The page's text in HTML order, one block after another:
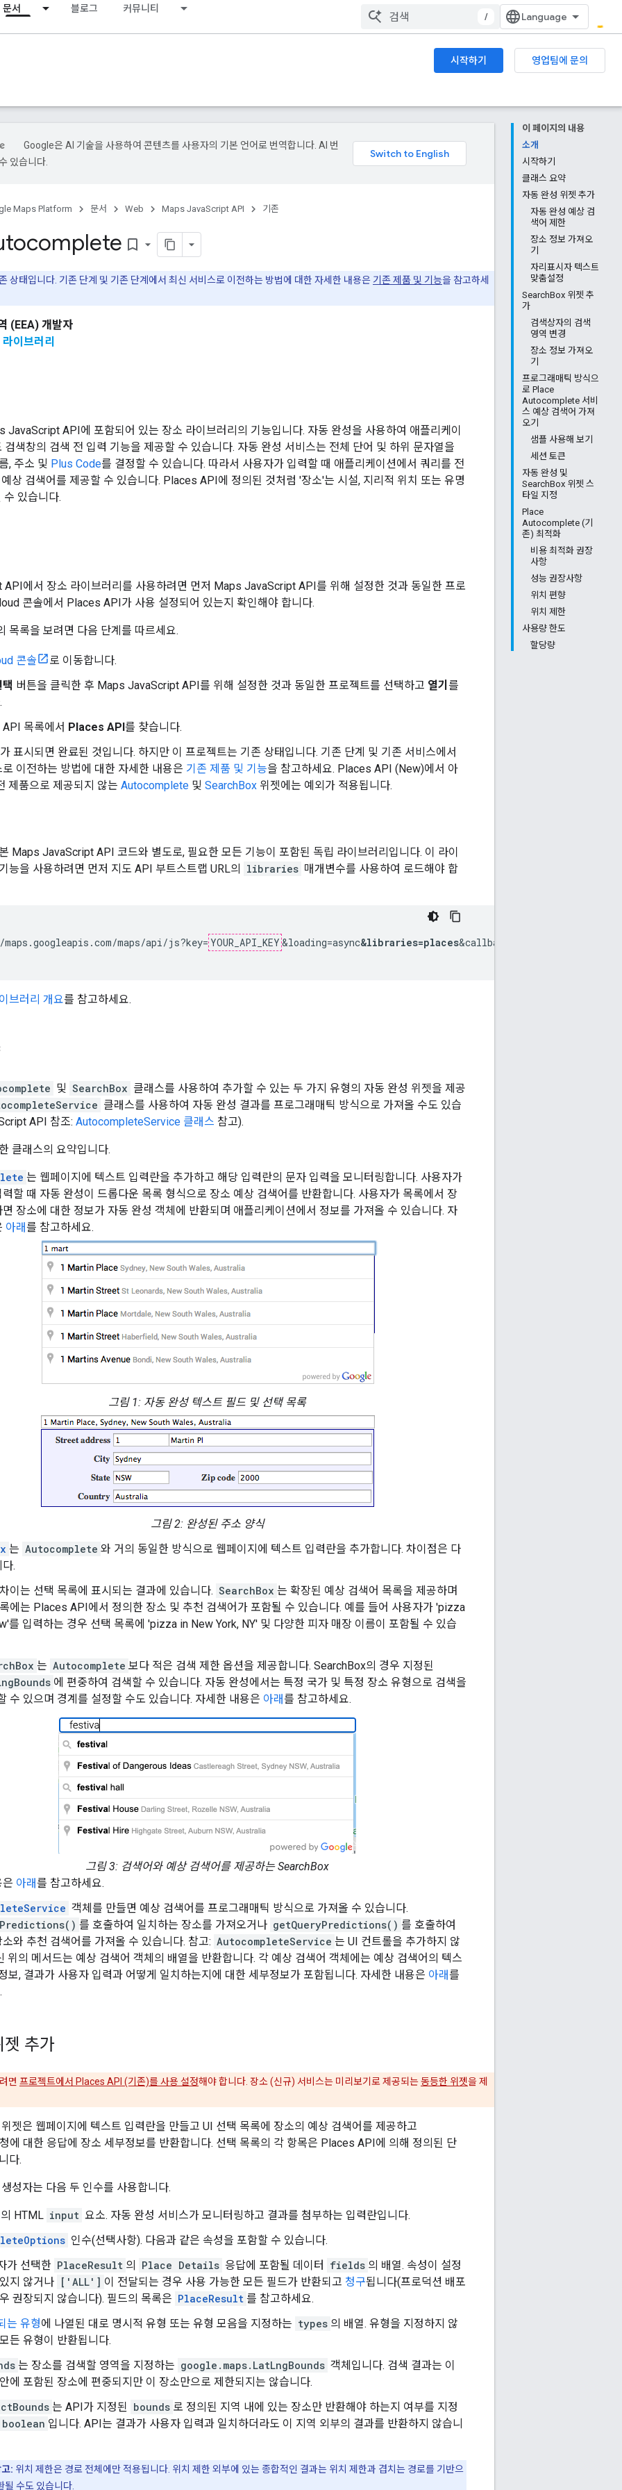
문서 블로그 커뮤니티
/
시작하기
영업팀에 문의
이 페이지의 내용
소개
시작하기
클래스 요약
자동 완성 위젯 추가
자동 완성 예상 검
색어 제한
장소 정보 가져오
기
자리표시자 텍스트
맞춤설정
SearchBox 위젯 추
가
검색상자의 검색
영역 변경
장소 정보 가져오
기
프로그래매틱 방식으
로 Place
Autocomplete 서비
스 예상 검색어 가져
오기
샘플 사용해 보기
세션 토큰
자동 완성 및
SearchBox 위젯 스
타일 지정
Place
Autocomplete (기
존) 최적화
비용 최적화 권장
사항
성능 권장사항
위치 편향
위치 제한
사용량 한도
할당량
Google은 AI 기술을 사용하여 콘텐츠를 사용자의 기본 언어로 번역합니다. AI 번
있습니다.
Maps Platform 문서 Web Maps JavaScript API 기존
bookmark_border
상태입니다. 기존 단계 및 기존 단계에서 최신 서비스로 이전하는 방법에 대한 자세한 내용은 기존 제품 및 기능을 참고하세
(EEA) 개발자
이브러리
JavaScript API에 포함되어 있는 장소 라이브러리의 기능입니다. 자동 완성을 사용하여 애플리케이
검색창의 검색 전 입력 기능을 제공할 수 있습니다. 자동 완성 서비스는 전체 단어 및 하위 문자열을
, 주소 및 Plus Code를 결정할 수 있습니다. 따라서 사용자가 입력할 때 애플리케이션에서 쿼리를 전
상 검색어를 제공할 수 있습니다. Places API에 정의된 것처럼 '장소'는 시설, 지리적 위치 또는 유명
수 있습니다.
에서 장소 라이브러리를 사용하려면 먼저 Maps JavaScript API를 위해 설정한 것과 동일한 프로
콘솔에서 Places API가 사용 설정되어 있는지 확인해야 합니다.
목록을 보려면 다음 단계를 따르세요.
콘솔
로 이동합니다.
버튼을 클릭한 후 Maps JavaScript API를 위해 설정한 것과 동일한 프로젝트를 선택하고 열기 를
API 목록에서 Places API를 찾습니다.
표시되면 완료된 것입니다. 하지만 이 프로젝트는 기존 상태입니다. 기존 단계 및 기존 서비스에서
이전하는 방법에 대한 자세한 내용은 기존 제품 및 기능을 참고하세요. Places API (New)에서 아
제품으로 제공되지 않는 Autocomplete 및 SearchBox 위젯에는 예외가 적용됩니다.
Maps JavaScript API 코드와 별도로, 필요한 모든 기능이 포함된 독립 라이브러리입니다. 이 라이
능을 사용하려면 먼저 지도 API 부트스트랩 URL의
libraries 매개변수를 사용하여 로드해야 합
maps.googleapis.com/maps/api/js?key=
YOUR_API_KEY &loading=async&libraries=places&callback=initMap">
브러리 개요를 참고하세요.
및 SearchBox 클래스를 사용하여 추가할 수 있는 두 가지 유형의 자동 완성 위젯을 제공
클래스를 사용하여 자동 완성 결과를 프로그래매틱 방식으로 가져올 수도 있습
API 참조: AutocompleteService 클래스 참고).
클래스의 요약입니다.
는 웹페이지에 텍스트 입력란을 추가하고 해당 입력란의 문자 입력을 모니터링합니다. 사용자가
할 때 자동 완성이 드롭다운 목록 형식으로 장소 예상 검색어를 반환합니다. 사용자가 목록에서 장
장소에 대한 정보가 자동 완성 객체에 반환되며 애플리케이션에서 정보를 가져올 수 있습니다. 자
아래를 참고하세요.
그림 1: 자동 완성 텍스트 필드 및 선택 목록
그림 2: 완성된 주소 양식
는 Autocomplete 와 거의 동일한 방식으로 웹페이지에 텍스트 입력란을 추가합니다. 차이점은 다
.
이는 선택 목록에 표시되는 결과에 있습니다. SearchBox 는 확장된 예상 검색어 목록을 제공하며
에는 Places API에서 정의한 장소 및 추천 검색어가 포함될 수 있습니다. 예를 들어 사용자가 'pizza
를 입력하는 경우 선택 목록에 'pizza in New York, NY' 및 다양한 피자 매장 이름이 포함될 수 있습
는 Autocomplete 보다 적은 검색 제한 옵션을 제공합니다. SearchBox의 경우 지정된
에 편중하여 검색할 수 있습니다. 자동 완성에서는 특정 국가 및 특정 장소 유형으로 검색을
수 있으며 경계를 설정할 수도 있습니다. 자세한 내용은 아래를 참고하세요.
그림 3: 검색어와 예상 검색어를 제공하는 SearchBox
은 아래를 참고하세요.
객체를 만들면 예상 검색어를 프로그래매틱 방식으로 가져올 수 있습니다.
를 호출하여 일치하는 장소를 가져오거나 getQueryPredictions() 를 호출하여
와 추천 검색어를 가져올 수 있습니다. 참고: AutocompleteService 는 UI 컨트롤을 추가하지 않
위의 메서드는 예상 검색어 객체의 배열을 반환합니다. 각 예상 검색어 객체에는 예상 검색어의 텍스
보, 결과가 사용자 입력과 어떻게 일치하는지에 대한 세부정보가 포함됩니다. 자세한 내용은 아래를
젯 추가
면 프로젝트에서 Places API (기존)를 사용 설정해야 합니다. 장소 (신규) 서비스는 미리보기로 제공되는동등한 위젯을 제
위젯은 웹페이지에 텍스트 입력란을 만들고 UI 선택 목록에 장소의 예상 검색어를 제공하고
에 대한 응답에 장소 세부정보를 반환합니다. 선택 목록의 각 항목은 Places API에 의해 정의된 단
다.
생성자는 다음 두 인수를 사용합니다.
HTML input 요소. 자동 완성 서비스가 모니터링하고 결과를 첨부하는 입력란입니다.
인수(선택사항). 다음과 같은 속성을 포함할 수 있습니다.
가 선택한 PlaceResult 의 Place Details 응답에 포함될 데이터 fields 의 배열. 속성이 설정
지 않거나 ['ALL'] 이 전달되는 경우 사용 가능한 모든 필드가 반환되고 청구됩니다(프로덕션 배포
권장되지 않습니다). 필드의 목록은 PlaceResult 를 참고하세요.
는 유형에 나열된 대로 명시적 유형 또는 유형 모음을 지정하는 types 의 배열. 유형을 지정하지 않
든 유형이 반환됩니다.
는 장소를 검색할 영역을 지정하는 google.maps.LatLngBounds 객체입니다. 검색 결과는 이
에 포함된 장소에 편중되지만 이 장소만으로 제한되지는 않습니다.
는 API가 지정된 bounds 로 정의된 지역 내에 있는 장소만 반환해야 하는지 여부를 지정
boolean 입니다. API는 결과가 사용자 입력과 일치하더라도 이 지역 외부의 결과를 반환하지 않습니
: 위치 제한은 경로 전체에만 적용됩니다. 위치 제한 외부에 있는 종합적인 결과는 위치 제한과 겹치는 경로를 기반으
될 수도 있습니다.